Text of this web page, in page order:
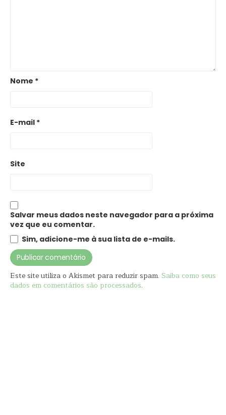
Nome *
E-mail *
Site
Salvar meus dados neste navegador para a próxima
vez que eu comentar.
Sim, adicione-me à sua lista de e-mails.
Este site utiliza o Akismet para reduzir spam. Saiba como seus
dados em comentários são processados.